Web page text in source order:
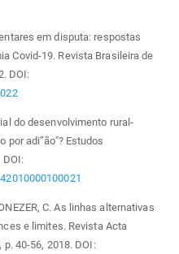
em disputa: respostas
Covid-19. Revista Brasileira de
DOI:
do desenvolvimento rural-
por adi”ão"? Estudos
DOI:
C. As linhas alternativas
e limites. Revista Acta
40-56, 2018. DOI: